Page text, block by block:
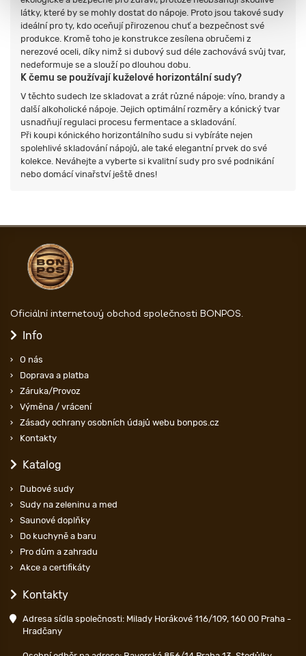
látky, které by se mohly dostat do nápoje. Proto jsou takové sudy
ideální pro ty, kdo oceňují přirozenou chuť a bezpečnost své
produkce. Kromě toho je konstrukce zesílena obručemi z
nerezové oceli, díky nimž si dubový sud déle zachovává svůj tvar,
nedeformuje se a slouží po dlouhou dobu.
K čemu se používají kuželové horizontální sudy?
V těchto sudech lze skladovat a zrát různé nápoje: víno, brandy a
další alkoholické nápoje. Jejich optimální rozměry a kónický tvar
usnadňují regulaci procesu fermentace a skladování.
Při koupi kónického horizontálního sudu si vybíráte nejen
spolehlivé skladování nápojů, ale také elegantní prvek do své
kolekce. Neváhejte a vyberte si kvalitní sudy pro své podnikání
nebo domácí vinařství ještě dnes!
Oficiální internetový obchod společnosti BONPOS.
Info
O nás
Doprava a platba
Záruka/Provoz
Výměna / vrácení
Zásady ochrany osobních údajů webu bonpos.cz
Kontakty
Katalog
Dubové sudy
Sudy na zeleninu a med
Saunové doplňky
Do kuchyně a baru
Pro dům a zahradu
Akce a certifikáty
Kontakty
Adresa sídla společnosti: Milady Horákové 116/109, 160 00 Praha -
Hradčany